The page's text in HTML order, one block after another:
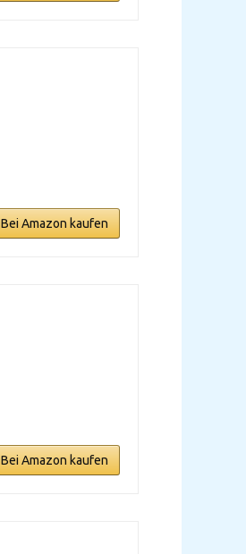
Bei Amazon kaufen
Bei Amazon kaufen